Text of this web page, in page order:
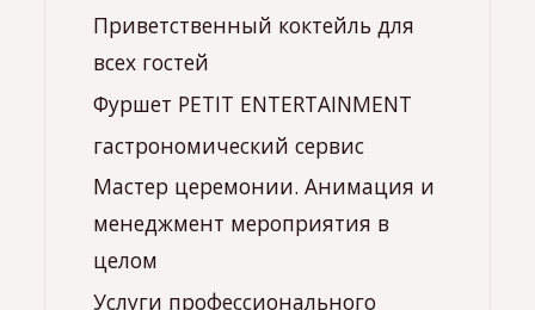
Приветственный коктейль для
всех гостей
Фуршет PETIT ENTERTAINMENT
гастрономический сервис
Мастер церемонии. Анимация и
менеджмент мероприятия в
целом
Услуги профессионального